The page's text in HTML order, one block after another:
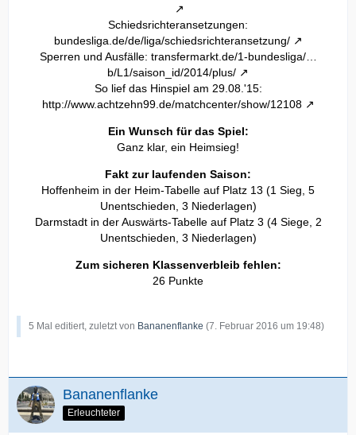
Schiedsrichteransetzungen:
bundesliga.de/de/liga/schiedsrichteransetzung/
Sperren und Ausfälle: transfermarkt.de/1-bundesliga/…
b/L1/saison_id/2014/plus/
So lief das Hinspiel am 29.08.'15:
http://www.achtzehn99.de/matchcenter/show/12108
Ein Wunsch für das Spiel:
Ganz klar, ein Heimsieg!
Fakt zur laufenden Saison:
Hoffenheim in der Heim-Tabelle auf Platz 13 (1 Sieg, 5
Unentschieden, 3 Niederlagen)
Darmstadt in der Auswärts-Tabelle auf Platz 3 (4 Siege, 2
Unentschieden, 3 Niederlagen)
Zum sicheren Klassenverbleib fehlen:
26 Punkte
5 Mal editiert, zuletzt von Bananenflanke (7. Februar 2016 um 19:48)
Bananenflanke
Erleuchteter